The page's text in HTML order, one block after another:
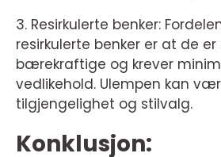
3. Resirkulerte benker:
resirkulerte benker er at de
bærekraftige og krever
vedlikehold. Ulempen kan
tilgjengelighet og stilvalg.
Konklusjon: